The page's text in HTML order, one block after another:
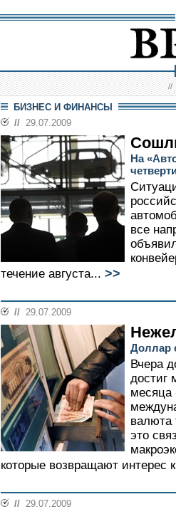
//
БИЗНЕС И ФИНАНСЫ
// 29.07.2009
На
все
течение августа... >>
// 29.07.2009
Доллар
Вчера
достиг
месяца
валюта
это
которые возвращают
// 29.07.2009